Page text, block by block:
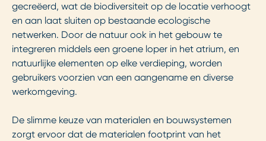
gecreëerd, wat de biodiversiteit op de locatie verhoogt
en aan laat sluiten op bestaande ecologische
netwerken. Door de natuur ook in het gebouw te
integreren middels een groene loper in het atrium, en
natuurlijke elementen op elke verdieping, worden
gebruikers voorzien van een aangename en diverse
werkomgeving.
De slimme keuze van materialen en bouwsystemen
zorgt ervoor dat de materialen footprint van het